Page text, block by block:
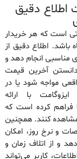
اطلاع دقیق
است که هر خریدار
باشد. اطلاع دقیق از
مناسبی انجام دهد و
آخرین قیمت
مواجه شود یا در
با ارائه
فراهم کرده است که
مشاهده کنند. همچنین
و نرخ روز، امکان
و از اتلاف زمان و
کاربر می‌تواند